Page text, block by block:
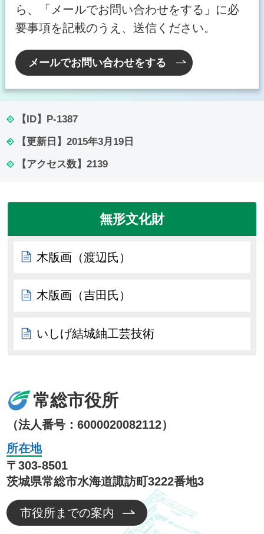
ら、「メールでお問い合わせをする」に必
要事項を記載のうえ、送信ください。
メールでお問い合わせをする
【ID】 P-1387
【更新日】 2015年3月19日
【アクセス数】 2139
無形文化財
木版画（渡辺氏）
木版画（吉田氏）
いしげ結城紬工芸技術
常総市役所
（法人番号：6000020082112）
所在地
〒303-8501
茨城県常総市水海道諏訪町3222番地3
市役所までの案内